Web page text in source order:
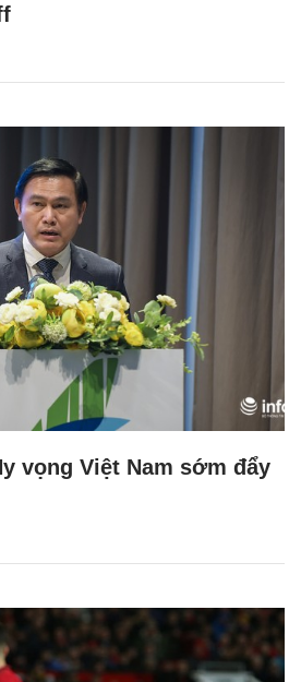
vọng Việt Nam sớm đẩy